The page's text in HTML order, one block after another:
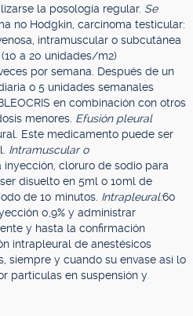
la posología regular. Se
no Hodgkin, carcinoma testicular:
intramuscular o subcutánea
a 20 unidades/m2)
por semana. Después de un
o 5 unidades semanales
en combinación con otros
menores. Efusión pleural
Este medicamento puede ser
Intramuscular o
cloruro de sodio para
disuelto en 5ml o 10ml de
de 10 minutos. Intrapleural:60
0,9% y administrar
y hasta la confirmación
intrapleural de anestésicos
siempre y cuando su envase así lo
partículas en suspensión y